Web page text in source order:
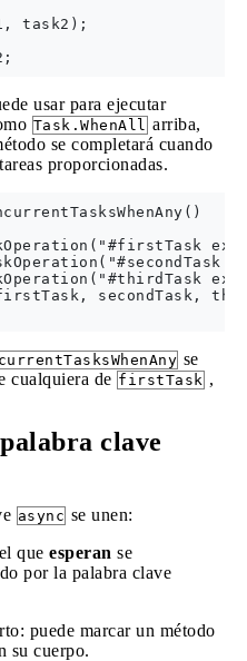
task2);
usar para ejecutar
Task.WhenAll arriba,
se completará cuando
proporcionadas.
secondTask,
se
cualquiera de firstTask ,
clave
async se unen:
que esperan se
por la palabra clave
puede marcar un método
su cuerpo.